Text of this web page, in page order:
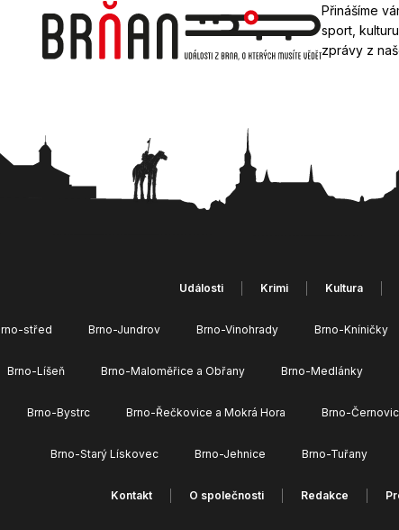
Přinášíme
sport,
zprávy z
Události Krimi Kultura
střed Brno-Jundrov Brno-Vinohrady Brno-Kníničky
Brno-Líšeň Brno-Maloměřice a Obřany Brno-Medlánky
Brno-Bystrc Brno-Řečkovice a Mokrá Hora Brno-
Brno-Starý Lískovec Brno-Jehnice Brno-Tuřany
Kontakt O společnosti Redakce